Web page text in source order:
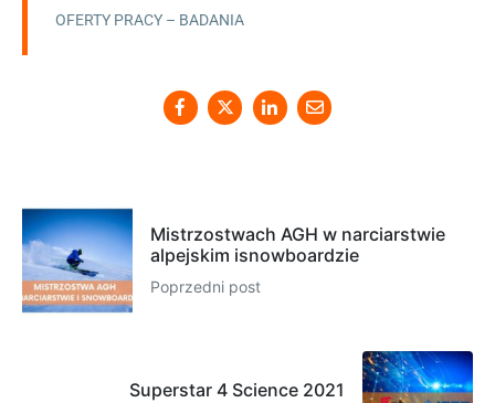
OFERTY PRACY – BADANIA
Mistrzostwach AGH w narciarstwie
alpejskim isnowboardzie
Poprzedni post
Superstar 4 Science 2021